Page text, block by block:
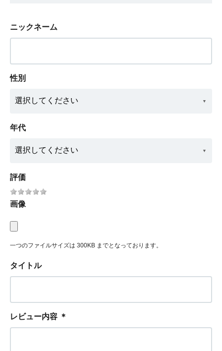
ニックネーム
性別
年代
評価
画像
一つのファイルサイズは 300KB までとなっております。
タイトル
レビュー内容 ＊